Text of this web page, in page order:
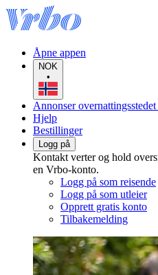
Åpne appen
NOK
•
Annonser
Hjelp
Bestillinger
Logg på
Kontakt verter og hold
en Vrbo-konto.
Logg på som reisende
Logg på som utleier
Opprett gratis konto
Tilbakemelding